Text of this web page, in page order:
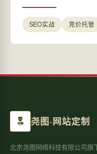
SEO实战 竞价托管
尧图·网站定制
北京尧图网络科技有限公司旗